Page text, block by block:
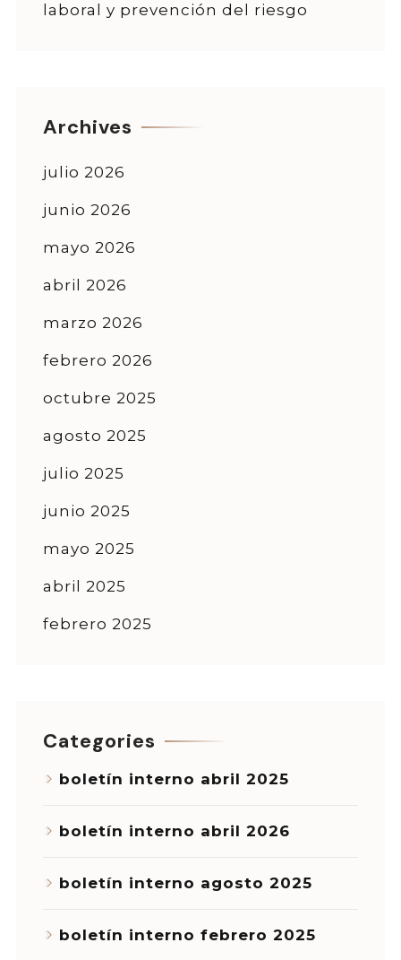
laboral y prevención del riesgo
Archives
julio 2026
junio 2026
mayo 2026
abril 2026
marzo 2026
febrero 2026
octubre 2025
agosto 2025
julio 2025
junio 2025
mayo 2025
abril 2025
febrero 2025
Categories
boletín interno abril 2025
boletín interno abril 2026
boletín interno agosto 2025
boletín interno febrero 2025